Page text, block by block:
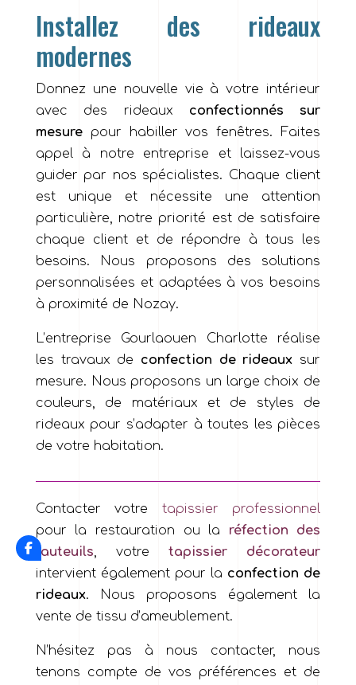
Installez des rideaux
modernes
Donnez une nouvelle vie à votre intérieur
avec des rideaux confectionnés sur
mesurepour habiller vos fenêtres. Faites
appel à notre entreprise et laissez-vous
guider par nos spécialistes. Chaque client
est unique et nécessite une attention
particulière, notre priorité est de satisfaire
chaque client et de répondre à tous les
besoins. Nous proposons des solutions
personnalisées et adaptées à vos besoins
à proximité de Nozay.
L’entreprise Gourlaouen Charlotte réalise
les travaux de confection de rideaux sur
mesure. Nous proposons un large choix de
couleurs, de matériaux et de styles de
rideaux pour s’adapter à toutes les pièces
de votre habitation.
Contacter votre tapissier professionnel
pour la restauration ou la réfection des
fauteuils, votretapissier décorateur
intervient également pour la confection de
rideaux. Nous proposons également la
vente de tissu d’ameublement.
N’hésitez pas à nous contacter, nous
tenons compte de vos préférences et de